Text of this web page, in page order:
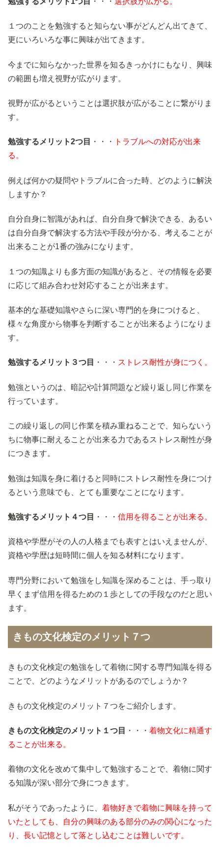
１つのことを勉強すると知らない事がどんどん出てきて、
更にいろいろな事に興味が出てきます。
今までに知らなかった世界を知るきっかけにもなり、興味
の範囲も増え視野が広がります。
視野が広がるということは選択肢が広がることに繋がりま
す。
勉強するメリット2つ目 ・・・
トラブルへの対応が出来
る。
例えば何かの疑問やトラブルに合った時、どのように解決
しますか？
自分自身に智識があれば、自分自身で解決できる、あるい
は自分自身で解決する方法や手段が分かる、考えることが
出来ることが1番の強みになります。
１つの知識よりも多方面の知識があると、その情報を必要
に応じて組み合わせ対応することが出来ます。
基本的な基礎知識やさらに深い専門的を身につけると、
様々な角度から物事を判断することが出来るようになりま
す。
勉強するメリット３つ目 ・・・ ストレス耐性が身につく。
勉強というのは、暗記や計算問題など繰り返し同じ作業を
行っています。
この繰り返しの同じ作業を積み重ねることで、知らないう
ちに物事に耐えることが出来る力であるストレス耐性が身
につきます。
勉強は知識を身に着けると同時にストレス耐性を身につけ
るという意味でも、とても重要なことになります。
勉強するメリット４つ目 ・・・ 信用を得ることが出来る。
資格や学歴がその人の人格までも表すとはいえませんが、
資格や学歴は短時間に個人を知る材料になります。
専門分野において勉強をし知識を深めることは、手っ取り
早くまず信用を得るための１歩としての手段なのだと思い
ます。
きもの文化検定のメリット７つ
きもの文化検定の勉強をして着物に関する専門知識を得る
ことで、どのようなメリットがあるのでしょうか？
きもの文化検定のメリット７つをご紹介します。
きもの文化検定のメリット１つ目 ・・・ 着物文化に精通す
ることが出来る。
着物の文化を改めて集中して勉強することで、着物に関す
る知識が深い部分で身につきます。
私がそうであったように、 着物好きで着物に興味を持って
いたとしても、自分の興味のある部分のみの関心になった
り、長い記憶として落とし込むことは難しいです。